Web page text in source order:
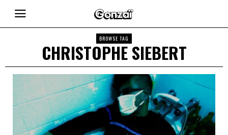
BROWSE TAG
CHRISTOPHE SIEBERT